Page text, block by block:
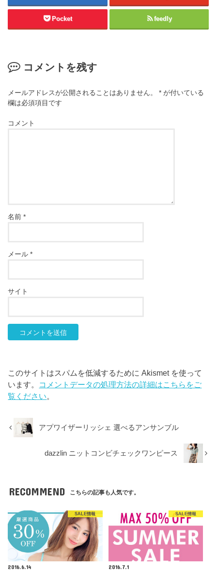
Pocket feedly
コメントを残す
メールアドレスが公開されることはありません。 * が付いている
欄は必須項目です
コメント
名前*
メール*
サイト
このサイトはスパムを低減するために Akismet を使って
います。 コメントデータの処理方法の詳細はこちらをご
覧ください。
アプワイザーリッシェ 選べるアンサンブル
dazzlin ニットコンビチェックワンピース
RECOMMEND こちらの記事も人気です。
SALE情報
2016.6.14
SALE情報
2016.7.1